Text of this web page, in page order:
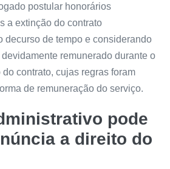
postular honorários
a extinção do contrato
decurso de tempo e considerando
remunerado durante o
contrato, cujas regras foram
de remuneração do serviço.
pode
a direito do